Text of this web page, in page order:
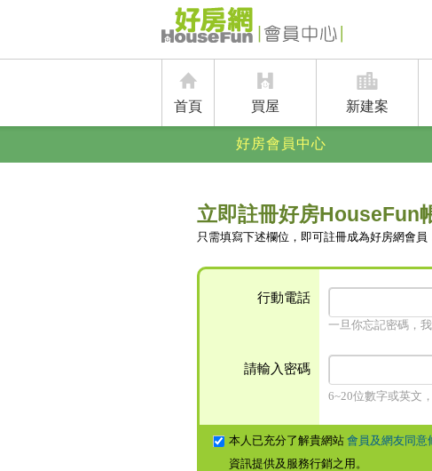
首頁 買屋 新建案
好房會員中心
立即註冊好房HouseFun
只需填寫下述欄位，即可註冊成為好房網會
行動電話
一旦你忘記密碼，
請輸入密碼
6~20位數字或英文
本人已充分了解貴網站 會員及網友同意
資訊提供及服務行銷之用。